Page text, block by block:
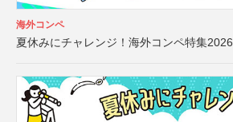
海外コンペ
夏休みにチャレンジ！海外コンペ特集2026